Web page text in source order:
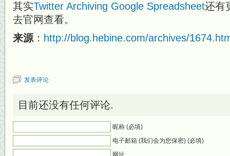
其实Twitter Archiving Google Spreadsheet还有
去官网查看。
来源 ： http://blog.hebine.com/archives/
发表评论
目前还没有任何评论.
昵称 (必填)
电子邮箱 (我们会为您保密) (必填)
网址